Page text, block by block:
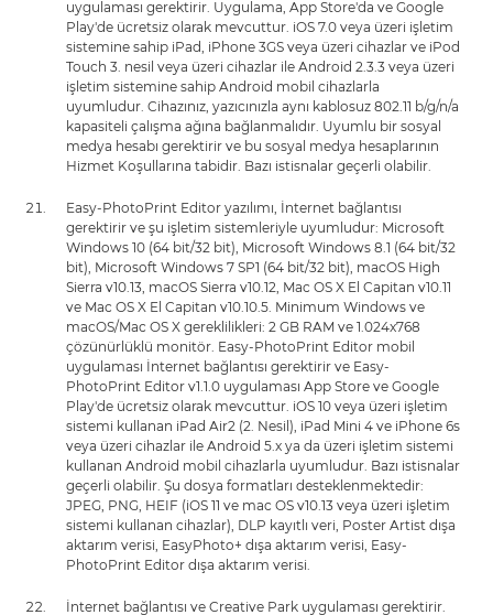
uygulaması gerektirir. Uygulama, App Store'da ve Google
Play'de ücretsiz olarak mevcuttur. iOS 7.0 veya üzeri işletim
sistemine sahip iPad, iPhone 3GS veya üzeri cihazlar ve iPod
Touch 3. nesil veya üzeri cihazlar ile Android 2.3.3 veya üzeri
işletim sistemine sahip Android mobil cihazlarla
uyumludur. Cihazınız, yazıcınızla aynı kablosuz 802.11 b/g/n/a
kapasiteli çalışma ağına bağlanmalıdır. Uyumlu bir sosyal
medya hesabı gerektirir ve bu sosyal medya hesaplarının
Hizmet Koşullarına tabidir. Bazı istisnalar geçerli olabilir.
Easy-PhotoPrint Editor yazılımı, İnternet bağlantısı
gerektirir ve şu işletim sistemleriyle uyumludur: Microsoft
Windows 10 (64 bit/32 bit), Microsoft Windows 8.1 (64 bit/32
bit), Microsoft Windows 7 SP1 (64 bit/32 bit), macOS High
Sierra v10.13, macOS Sierra v10.12, Mac OS X El Capitan v10.11
ve Mac OS X El Capitan v10.10.5. Minimum Windows ve
macOS/Mac OS X gereklilikleri: 2 GB RAM ve 1.024x768
çözünürlüklü monitör. Easy-PhotoPrint Editor mobil
uygulaması İnternet bağlantısı gerektirir ve Easy-
PhotoPrint Editor v1.1.0 uygulaması App Store ve Google
Play'de ücretsiz olarak mevcuttur. iOS 10 veya üzeri işletim
sistemi kullanan iPad Air2 (2. Nesil), iPad Mini 4 ve iPhone 6s
veya üzeri cihazlar ile Android 5.x ya da üzeri işletim sistemi
kullanan Android mobil cihazlarla uyumludur. Bazı istisnalar
geçerli olabilir. Şu dosya formatları desteklenmektedir:
JPEG, PNG, HEIF (iOS 11 ve mac OS v10.13 veya üzeri işletim
sistemi kullanan cihazlar), DLP kayıtlı veri, Poster Artist dışa
aktarım verisi, EasyPhoto+ dışa aktarım verisi, Easy-
PhotoPrint Editor dışa aktarım verisi.
İnternet bağlantısı ve Creative Park uygulaması gerektirir.